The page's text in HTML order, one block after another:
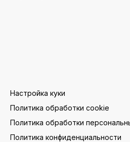
Настройка куки
Политика обработки cookie
Политика обработки
Политика конфиденциальности